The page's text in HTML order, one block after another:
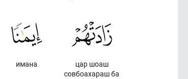
цар шоаш
совбоахараш ба
имана